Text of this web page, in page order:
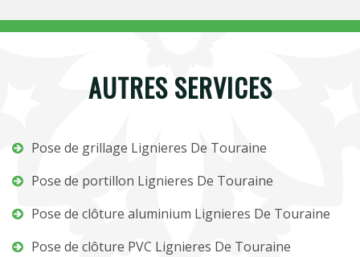
AUTRES SERVICES
Pose de grillage Lignieres De Touraine
Pose de portillon Lignieres De Touraine
Pose de clôture aluminium Lignieres De Touraine
Pose de clôture PVC Lignieres De Touraine